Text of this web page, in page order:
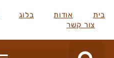
בית אודות בלוג
צור קשר